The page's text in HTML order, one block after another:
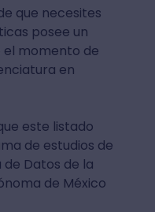
que necesites
posee un
momento de
en
este listado
de estudios de
de Datos de la
de México